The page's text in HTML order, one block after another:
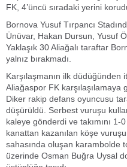
FK, 4’üncü sıradaki yerini
Bornova Yusuf Tırpancı
Ünüvar, Hakan Dursun, Yusuf
Yaklaşık 30 Aliağalı taraftar
yalnız bırakmadı.
Karşılaşmanın ilk düdüğünden
Aliağaspor FK karşılaşılamaya
Diker rakip defans oyuncusu
düşürüldü. Serbest vuruşu
kaleye gönderdi ve takımını
kanattan kazanılan köşe
sahasında oluşan karambolde
üzerinde Osman Buğra Uysal